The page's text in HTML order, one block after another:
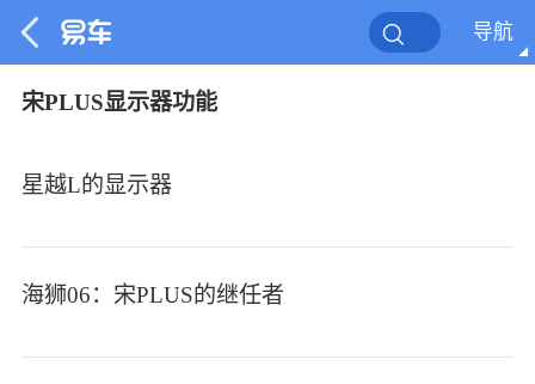
导航
宋PLUS显示器功能
星越L的显示器
海狮06：宋PLUS的继任者